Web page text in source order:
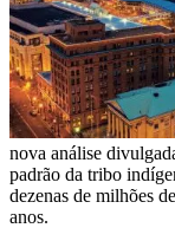
nova análise
padrão da tribo
dezenas de milhões
anos.